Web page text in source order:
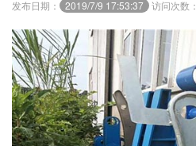
发布日期： 2019/7/9 17:53:37 访问次数：